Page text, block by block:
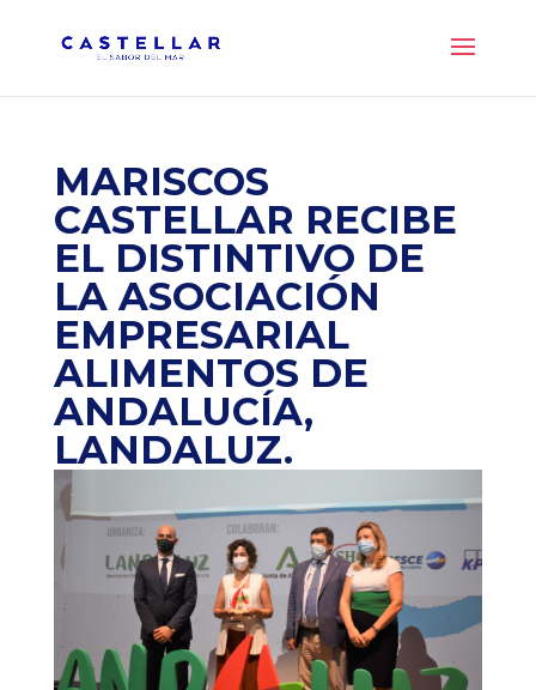
MARISCOS
CASTELLAR RECIBE
EL DISTINTIVO DE
LA ASOCIACIÓN
EMPRESARIAL
ALIMENTOS DE
ANDALUCÍA,
LANDALUZ.